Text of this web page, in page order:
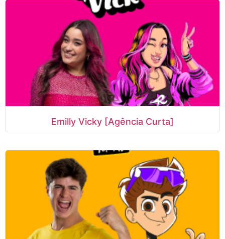
Emilly Vicky [Agência Curta]